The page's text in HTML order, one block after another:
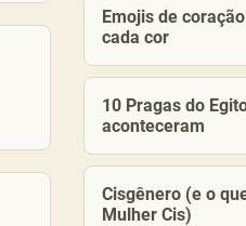
Emojis de
cada cor
10 Pragas do
aconteceram
Cisgênero (e o
Mulher Cis)